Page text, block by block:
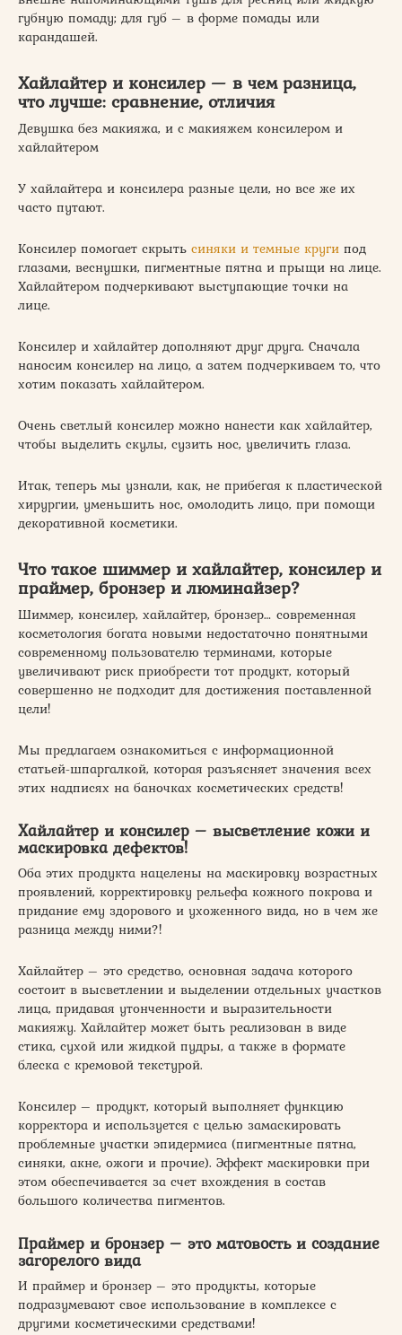
губную помаду; для губ – в форме помады или
карандашей.
Хайлайтер и консилер — в чем разница,
что лучше: сравнение, отличия
Девушка без макияжа, и с макияжем консилером и
хайлайтером
У хайлайтера и консилера разные цели, но все же их
часто путают.
Консилер помогает скрыть синяки и темные круги под
глазами, веснушки, пигментные пятна и прыщи на лице.
Хайлайтером подчеркивают выступающие точки на
лице.
Консилер и хайлайтер дополняют друг друга. Сначала
наносим консилер на лицо, а затем подчеркиваем то, что
хотим показать хайлайтером.
Очень светлый консилер можно нанести как хайлайтер,
чтобы выделить скулы, сузить нос, увеличить глаза.
Итак, теперь мы узнали, как, не прибегая к пластической
хирургии, уменьшить нос, омолодить лицо, при помощи
декоративной косметики.
Что такое шиммер и хайлайтер, консилер и
праймер, бронзер и люминайзер?
Шиммер, консилер, хайлайтер, бронзер… современная
косметология богата новыми недостаточно понятными
современному пользователю терминами, которые
увеличивают риск приобрести тот продукт, который
совершенно не подходит для достижения поставленной
цели!
Мы предлагаем ознакомиться с информационной
статьей-шпаргалкой, которая разъясняет значения всех
этих надписях на баночках косметических средств!
Хайлайтер и консилер – высветление кожи и
маскировка дефектов!
Оба этих продукта нацелены на маскировку возрастных
проявлений, корректировку рельефа кожного покрова и
придание ему здорового и ухоженного вида, но в чем же
разница между ними?!
Хайлайтер – это средство, основная задача которого
состоит в высветлении и выделении отдельных участков
лица, придавая утонченности и выразительности
макияжу. Хайлайтер может быть реализован в виде
стика, сухой или жидкой пудры, а также в формате
блеска с кремовой текстурой.
Консилер – продукт, который выполняет функцию
корректора и используется с целью замаскировать
проблемные участки эпидермиса (пигментные пятна,
синяки, акне, ожоги и прочие). Эффект маскировки при
этом обеспечивается за счет вхождения в состав
большого количества пигментов.
Праймер и бронзер – это матовость и создание
загорелого вида
И праймер и бронзер – это продукты, которые
подразумевают свое использование в комплексе с
другими косметическими средствами!